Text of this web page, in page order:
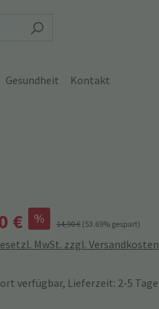
Gesundheit Kontakt
€ % 14,90 € (53.69% gespart)
MwSt. zzgl. Versandkosten
verfügbar, Lieferzeit: 2-5 Tage